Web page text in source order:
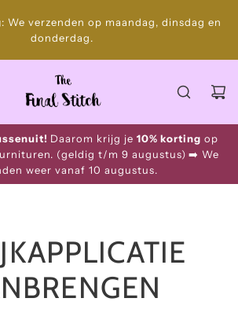
: We verzenden op maandag, dinsdag en
donderdag.
Daarom krijg je 10% korting op
(geldig t/m 9 augustus) ➡️ We
weer vanaf 10 augustus.